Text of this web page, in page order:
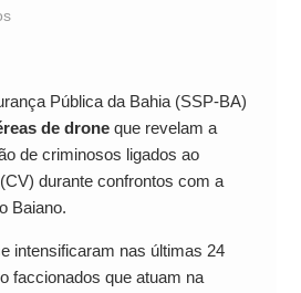
Pública da Bahia (SSP-BA)
de droneque revelam a
de criminosos ligados ao
durante confrontos com a
Baiano.
intensificaram nas últimas 24
faccionados que atuam na